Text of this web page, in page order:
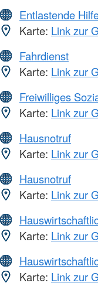
Entlastende
Karte: Link zur
Fahrdienst
Karte: Link zur
Freiwilliges
Karte: Link zur
Hausnotruf
Karte: Link zur
Hausnotruf
Karte: Link zur
Karte: Link zur
Karte: Link zur